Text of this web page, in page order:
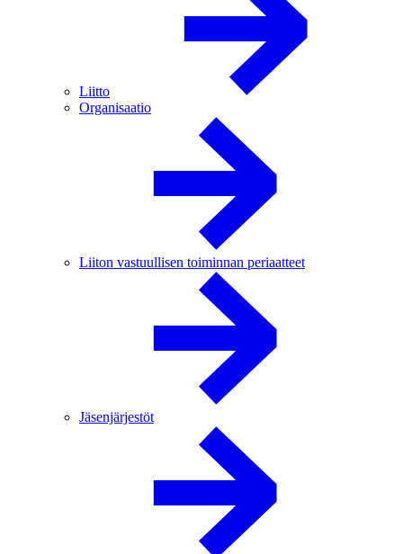
Liitto
Organisaatio
Liiton vastuullisen toiminnan periaatteet
Jäsenjärjestöt